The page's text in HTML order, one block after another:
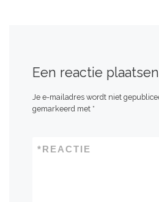
Een reactie plaatsen
Je e-mailadres wordt niet
gemarkeerd met *
REACTIE
*